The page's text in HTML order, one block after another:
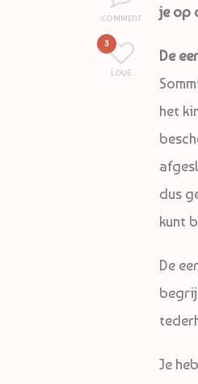
COMMENT
3
LOVE
je op
De
het
dus
kunt
De
Je